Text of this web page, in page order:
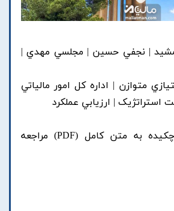
| نجفي حسين | مجلسي مهدي |
متوازن | اداره کل امور مالياتي
استراتژيک | ارزيابي عملکرد
لطفا براي مشاهده چکيده به متن کامل (PDF) مراجعه